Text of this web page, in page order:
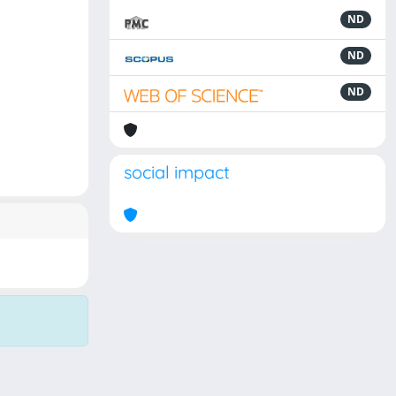
ND
ND
ND
social impact